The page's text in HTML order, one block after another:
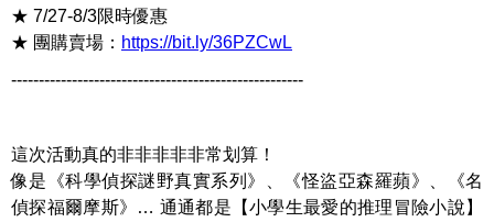
★ 7/27-8/3限時優惠
★ 團購賣場： https://bit.ly/36PZCwL
-----------------------------------------------------
這次活動真的非非非非非常划算！
像是《科學偵探謎野真實系列》、《怪盜亞森羅蘋》、《名
偵探福爾摩斯》… 通通都是【小學生最愛的推理冒險小說】